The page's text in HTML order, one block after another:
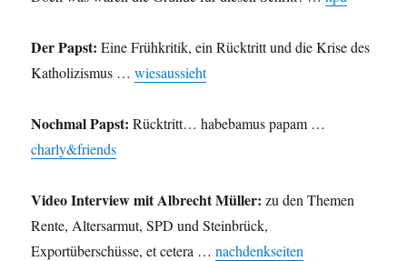
Der Papst: Eine Frühkritik, ein Rücktritt und die Krise des
Katholizismus …wiesaussieht
Nochmal Papst: Rücktritt… habebamus papam …
charly&friends
Video Interview mit Albrecht Müller: zu den Themen
Rente, Altersarmut, SPD und Steinbrück,
Exportüberschüsse, et cetera …nachdenkseiten